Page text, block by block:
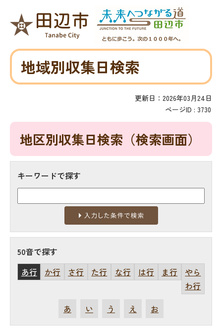
地域別収集日検索
更新日：2026年03月24日
ページID : 3730
地区別収集日検索 （検索画面）
キーワードで探す
50音で探す
あ行
か行 さ行 た行 な行 は行 ま行
やら
わ行
あ
い う え お